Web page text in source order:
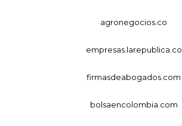
agronegocios.co
empresas.larepublica.co
firmasdeabogados.com
bolsaencolombia.com